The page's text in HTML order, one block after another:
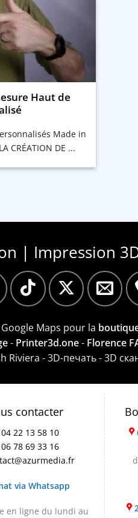
Haut de
Made in
CRÉATION DE ...
| Impression
Maps pour la
- Printer3d.one- Florence
Riviera - 3D-печать - 3D
contacter
04 22 13 58 10
06 78 69 33 16
via Whatsapp
en ligne du lundi au